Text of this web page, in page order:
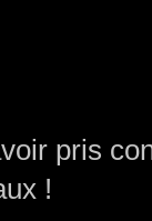
pris
!